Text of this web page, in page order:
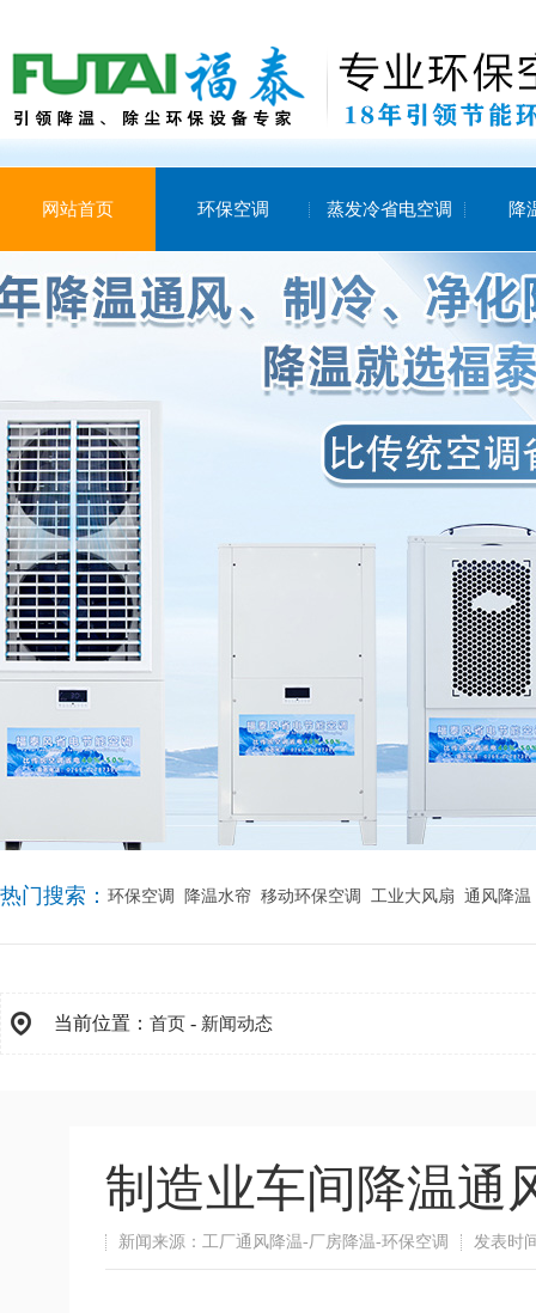
网站首页 环保空调 蒸发冷省电空调 降
热门搜索： 环保空调 降温水帘 移动环保空调 工业大风扇 通风降温
当前位置： 首页 - 新闻动态
制造业车间降温通
新闻来源：工厂通风降温-厂房降温-环保空调 发表时